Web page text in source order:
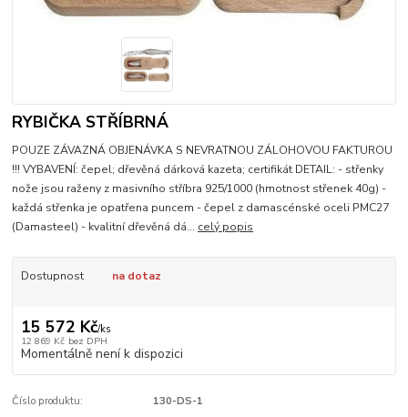
RYBIČKA STŘÍBRNÁ
POUZE ZÁVAZNÁ OBJENÁVKA S NEVRATNOU ZÁLOHOVOU FAKTUROU
!!! VYBAVENÍ: čepel; dřevěná dárková kazeta; certifikát DETAIL: - střenky
nože jsou raženy z masivního stříbra 925/1000 (hmotnost střenek 40g) -
každá střenka je opatřena puncem - čepel z damascénské oceli PMC27
(Damasteel) - kvalitní dřevěná dá... celý popis
Dostupnost na dotaz
15 572 Kč/ks
12 869 Kč bez DPH
Momentálně není k dispozici
Číslo produktu: 130-DS-1